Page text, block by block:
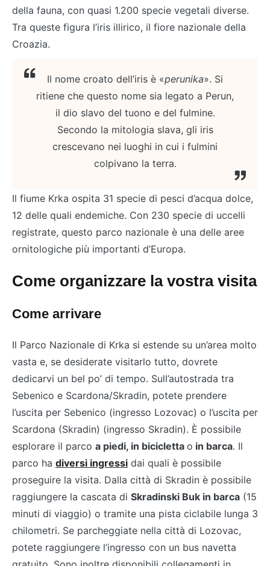
della fauna, con quasi 1.200 specie vegetali diverse.
Tra queste figura l’iris illirico, il fiore nazionale della
Croazia.
Il nome croato dell’iris è «perunika». Si
ritiene che questo nome sia legato a Perun,
il dio slavo del tuono e del fulmine.
Secondo la mitologia slava, gli iris
crescevano nei luoghi in cui i fulmini
colpivano la terra.
Il fiume Krka ospita 31 specie di pesci d’acqua dolce,
12 delle quali endemiche. Con 230 specie di uccelli
registrate, questo parco nazionale è una delle aree
ornitologiche più importanti d’Europa.
Come organizzare la vostra visita
Come arrivare
Il Parco Nazionale di Krka si estende su un’area molto
vasta e, se desiderate visitarlo tutto, dovrete
dedicarvi un bel po’ di tempo. Sull’autostrada tra
Sebenico e Scardona/Skradin, potete prendere
l’uscita per Sebenico (ingresso Lozovac) o l’uscita per
Scardona (Skradin) (ingresso Skradin). È possibile
esplorare il parco a piedi, in bicicletta o in barca. Il
parco ha diversi ingressi dai quali è possibile
proseguire la visita. Dalla città di Skradin è possibile
raggiungere la cascata di Skradinski Buk in barca (15
minuti di viaggio) o tramite una pista ciclabile lunga 3
chilometri. Se parcheggiate nella città di Lozovac,
potete raggiungere l’ingresso con un bus navetta